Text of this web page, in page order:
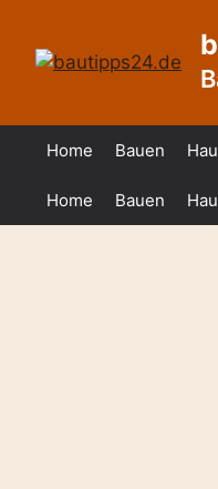
springen
Home Bauen
Home Bauen